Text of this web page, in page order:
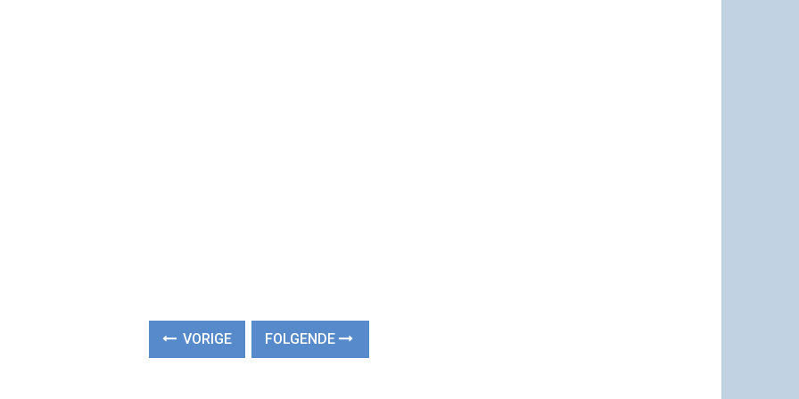
VORIGE FOLGENDE